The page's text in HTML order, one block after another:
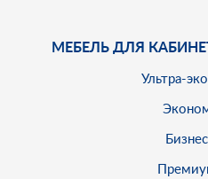
МЕБЕЛЬ ДЛЯ
Ультра-